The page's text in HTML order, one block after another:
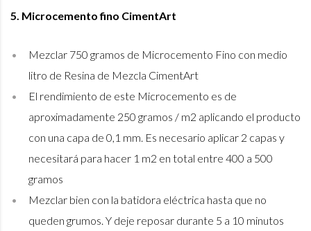
5. Microcemento fino CimentArt
Mezclar 750 gramos de Microcemento Fino con medio
litro de Resina de Mezcla CimentArt
El rendimiento de este Microcemento es de
aproximadamente 250 gramos / m2 aplicando el producto
con una capa de 0,1 mm. Es necesario aplicar 2 capas y
necesitará para hacer 1 m2 en total entre 400 a 500
gramos
Mezclar bien con la batidora eléctrica hasta que no
queden grumos. Y deje reposar durante 5 a 10 minutos